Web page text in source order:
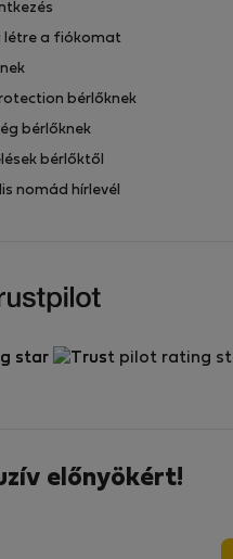
létre a fiókomat
bérlőknek
bérlőknek
bérlőktől
nomád hírlevél
előnyökért!